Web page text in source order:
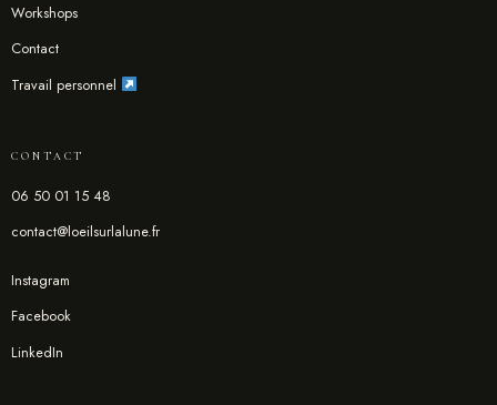
Workshops
Contact
Travail personnel
CONTACT
06 50 01 15 48
contact@loeilsurlalune.fr
Instagram
Facebook
LinkedIn